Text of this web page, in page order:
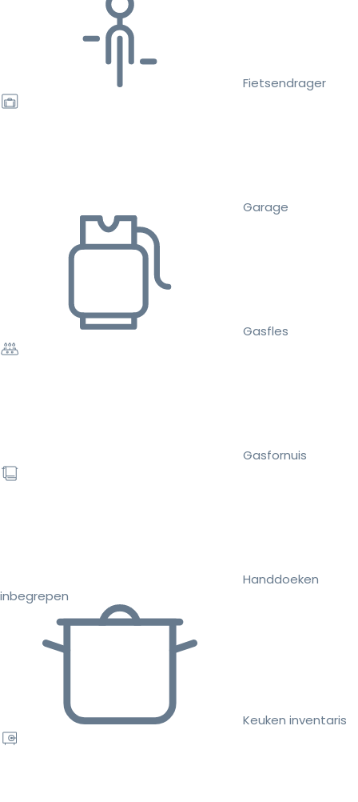
Fietsendrager
Garage
Gasfles
Gasfornuis
Handdoeken
inbegrepen
Keuken inventaris